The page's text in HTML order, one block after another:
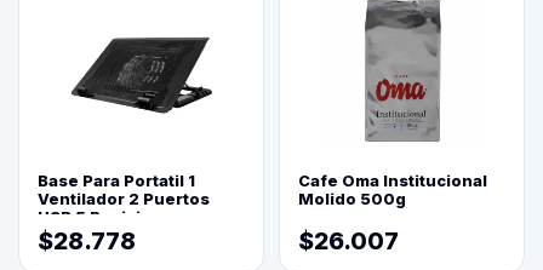
Base Para Portatil 1
Ventilador 2 Puertos
USB 5 Posiciones
$28.778
Cafe Oma Institucional
Molido 500g
$26.007